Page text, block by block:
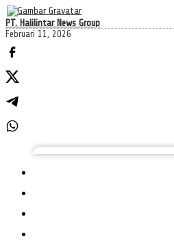
PT. Halilintar News Group
Februari 11, 2026